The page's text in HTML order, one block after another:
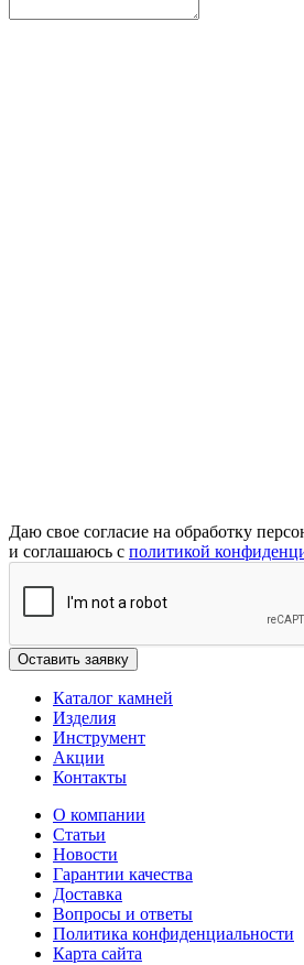
Даю свое согласие на обработку
и соглашаюсь с политикой
Каталог камней
Изделия
Инструмент
Акции
Контакты
О компании
Статьи
Новости
Гарантии качества
Доставка
Вопросы и ответы
Политика конфиденциальности
Карта сайта